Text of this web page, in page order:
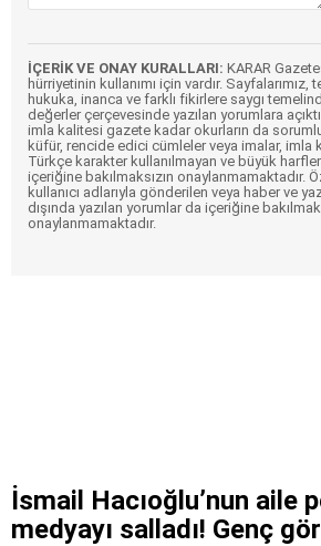
İÇERİK VE ONAY KURALLARI: KARAR
hürriyetinin kullanımı için vardır. Sayfalarımız,
hukuka, inanca ve farklı fikirlere saygı
değerler çerçevesinde yazılan yorumlara
imla kalitesi gazete kadar okurların da
küfür, rencide edici cümleler veya imalar, imla
Türkçe karakter kullanılmayan ve büyük
içeriğine bakılmaksızın onaylanmamaktadır.
kullanıcı adlarıyla gönderilen veya haber ve
dışında yazılan yorumlar da içeriğine
onaylanmamaktadır.
İsmail Hacıoğlu’nun aile
medyayı salladı! Genç